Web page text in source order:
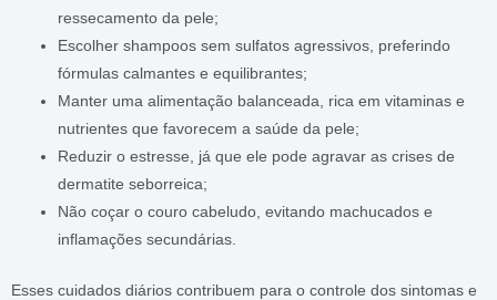
ressecamento da pele;
Escolher shampoos sem sulfatos agressivos, preferindo
fórmulas calmantes e equilibrantes;
Manter uma alimentação balanceada, rica em vitaminas e
nutrientes que favorecem a saúde da pele;
Reduzir o estresse, já que ele pode agravar as crises de
dermatite seborreica;
Não coçar o couro cabeludo, evitando machucados e
inflamações secundárias.
Esses cuidados diários contribuem para o controle dos sintomas e